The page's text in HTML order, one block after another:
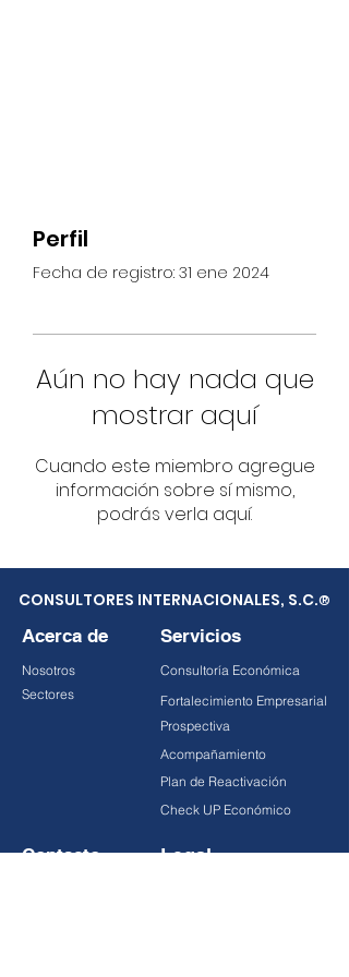
Perfil
Fecha de registro: 31 ene 2024
Aún no hay nada que
mostrar aquí
Cuando este miembro agregue
información sobre sí mismo,
podrás verla aquí.
CONSULTORES INTERNACIONALES, S.C.®
Acerca de
Nosotros
Sectores
Servicios
Consultoría Económica
Fortalecimiento Empresarial
Prospectiva
Acompañamiento
Plan de Reactivación
Check UP Económico
Contacto Legal